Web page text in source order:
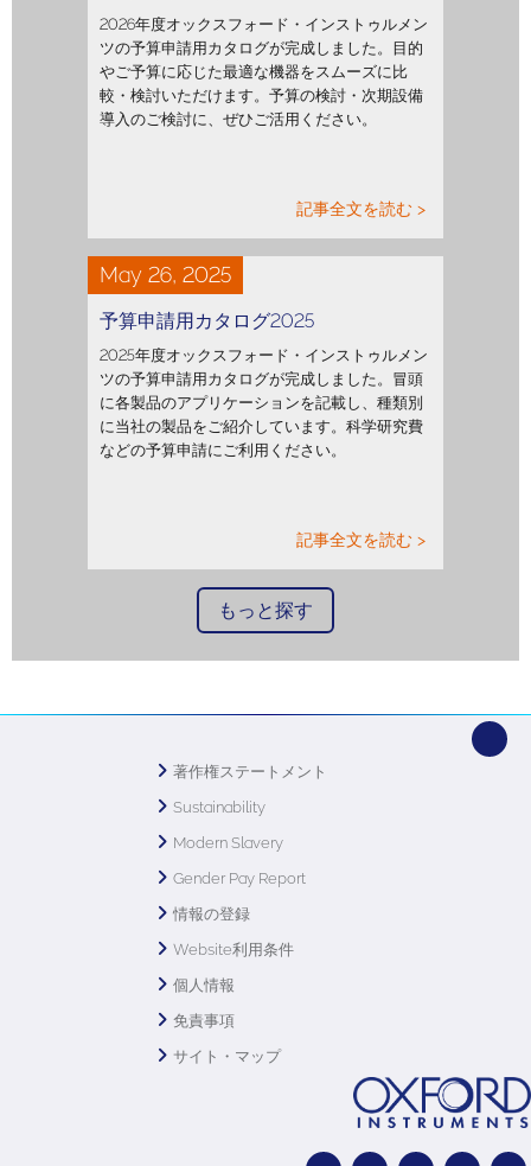
2026年度オックスフォード・インストゥルメン
ツの予算申請用カタログが完成しました。目的
やご予算に応じた最適な機器をスムーズに比
較・検討いただけます。予算の検討・次期設備
導入のご検討に、ぜひご活用ください。
記事全文を読む >
May 26, 2025
予算申請用カタログ2025
2025年度オックスフォード・インストゥルメン
ツの予算申請用カタログが完成しました。冒頭
に各製品のアプリケーションを記載し、種類別
に当社の製品をご紹介しています。科学研究費
などの予算申請にご利用ください。
記事全文を読む >
もっと探す
著作権ステートメント
Sustainability
Modern Slavery
Gender Pay Report
情報の登録
Website利用条件
個人情報
免責事項
サイト・マップ